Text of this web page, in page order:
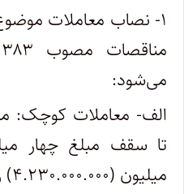
می‌شود:
الف- معاملات کوچک:
تا سقف مبلغ چهار
میلیون (۴.۲۳۰.۰۰۰.۰۰۰) ریال باشد.